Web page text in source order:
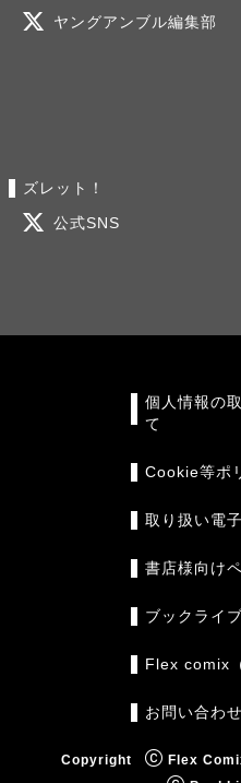
ヤングアンブル編集部
ズレット！
公式SNS
個人情報の
て
Cookie等ポ
取り扱い電
書店様向け
ブックライブ
Flex comix
お問い合わせ
Copyright
Flex